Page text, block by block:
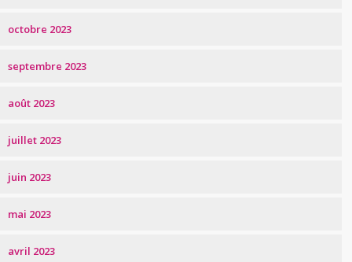
octobre 2023
septembre 2023
août 2023
juillet 2023
juin 2023
mai 2023
avril 2023